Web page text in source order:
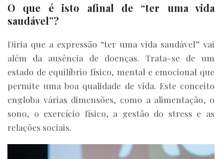
O que é isto afinal de “ter uma vida
saudável”?
Diria que a expressão “ter uma vida saudável” vai
além da ausência de doenças. Trata-se de um
estado de equilíbrio físico, mental e emocional que
permite uma boa qualidade de vida. Este conceito
engloba várias dimensões, como a alimentação, o
sono, o exercício físico, a gestão do stress e as
relações sociais.